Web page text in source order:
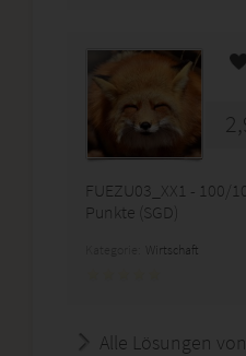
FUEZU03_XX1 - 100/
Punkte (SGD)
Wirtschaft
Alle Lösungen